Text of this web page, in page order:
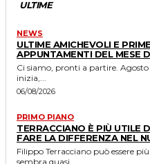
ULTIME
NEWS
ULTIME AMICHEVOLI E
APPUNTAMENTI DEL MESE
Ci siamo, pronti a partire.
inizia,...
06/08/2026
PRIMO PIANO
TERRACCIANO È PIÙ UTILE
FARE LA DIFFERENZA NEL
Filippo Terracciano può essere
sembra quasi...